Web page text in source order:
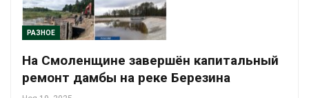
РАЗНОЕ
На Смоленщине завершён капитальный
ремонт дамбы на реке Березина